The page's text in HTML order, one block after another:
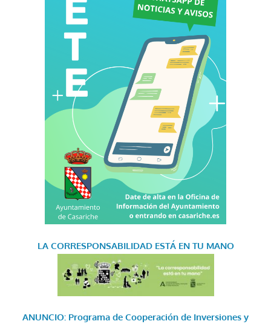
LA CORRESPONSABILIDAD ESTÁ EN TU MANO
ANUNCIO: Programa de Cooperación de Inversiones y